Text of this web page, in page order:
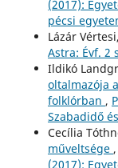
(2017):
pécsi
Lázár Vértesi,
Astra: Évf. 2
Ildikó
oltalmazója
folklórban ,
Szabadidő
Cecília
műveltsége ,
(2017):